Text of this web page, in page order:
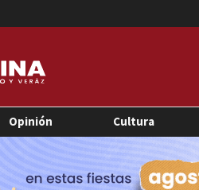
Opinión Cultura